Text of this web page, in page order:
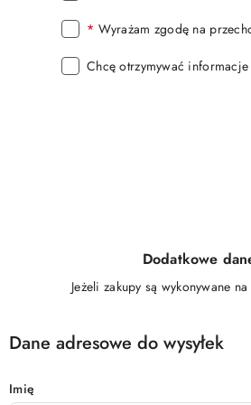
* Wyrażam zgodę na
Chcę otrzymywać
Dodatkowe
Jeżeli zakupy są wykonywane
Dane adresowe do wysyłek
Imię